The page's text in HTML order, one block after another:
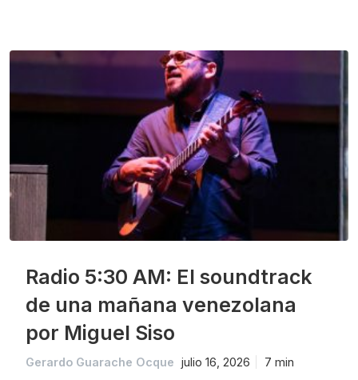
Radio 5:30 AM: El soundtrack
de una mañana venezolana
por Miguel Siso
Gerardo Guarache Ocque julio 16, 2026 7 min